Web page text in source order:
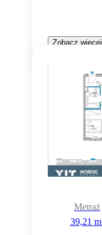
Zobacz więcej
Rezerwacja
Metraż
39,21